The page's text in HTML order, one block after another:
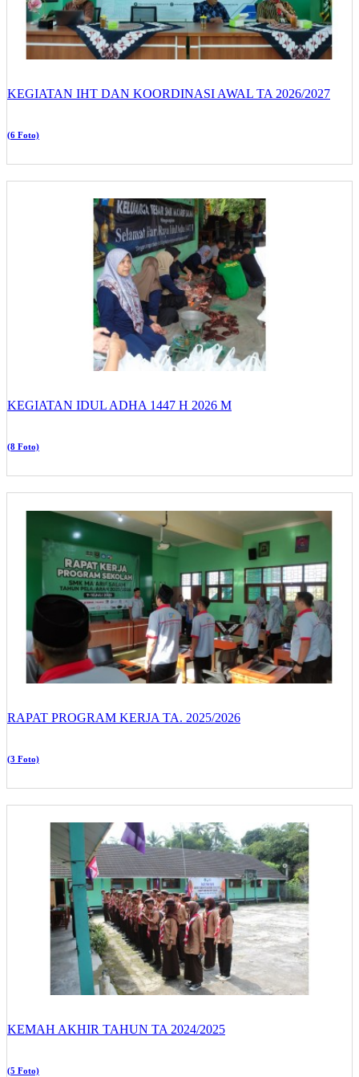
KEGIATAN IHT DAN KOORDINASI AWAL TA 2026/2027
(6 Foto)
KEGIATAN IDUL ADHA 1447 H 2026 M
(8 Foto)
RAPAT PROGRAM KERJA TA. 2025/2026
(3 Foto)
KEMAH AKHIR TAHUN TA 2024/2025
(5 Foto)